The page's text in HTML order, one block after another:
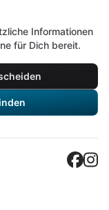
Informationen
für Dich bereit.